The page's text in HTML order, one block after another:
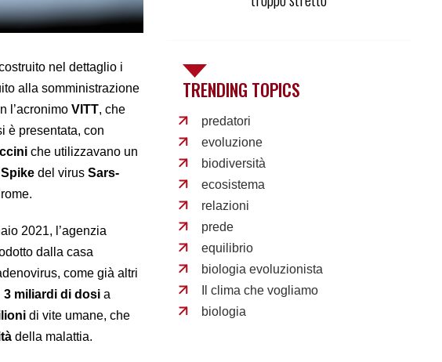
nel dettaglio i
alla somministrazione
l’acronimo VITT, che
è presentata, con
che utilizzavano un
Spike del virus Sars-
2021, l’agenzia
dalla casa
come già altri
3 miliardi di dosi a
di vite umane, che
della malattia.
TRENDING TOPICS
predatori
evoluzione
biodiversità
ecosistema
relazioni
prede
equilibrio
biologia evoluzionista
Il clima che vogliamo
biologia